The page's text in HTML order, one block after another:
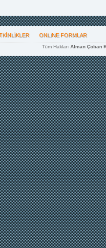
ONLINE FORMLAR
Tüm HaklarıAlman Çoban